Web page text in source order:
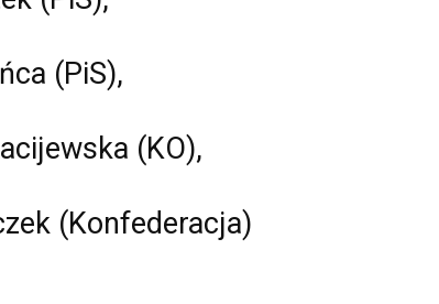
(PiS),
(KO),
(Konfederacja)